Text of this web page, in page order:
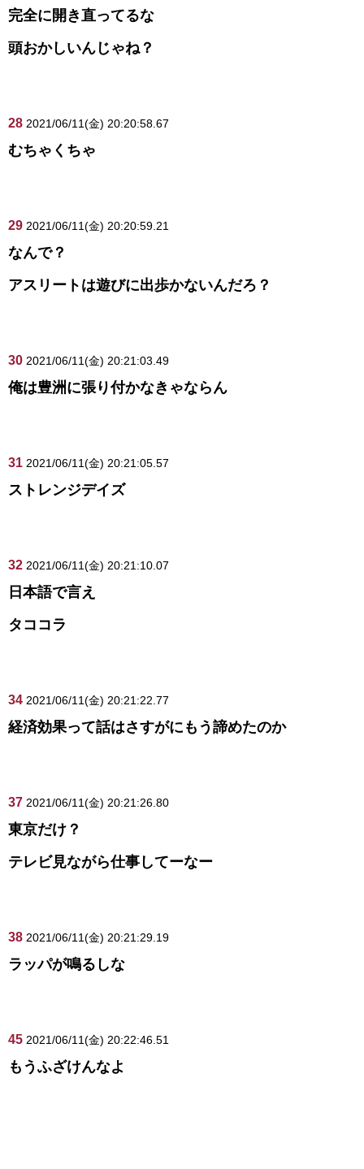
完全に開き直ってるな
頭おかしいんじゃね？
28 2021/06/11(金) 20:20:58.67
むちゃくちゃ
29 2021/06/11(金) 20:20:59.21
なんで？
アスリートは遊びに出歩かないんだろ？
30 2021/06/11(金) 20:21:03.49
俺は豊洲に張り付かなきゃならん
31 2021/06/11(金) 20:21:05.57
ストレンジデイズ
32 2021/06/11(金) 20:21:10.07
日本語で言え
タココラ
34 2021/06/11(金) 20:21:22.77
経済効果って話はさすがにもう諦めたのか
37 2021/06/11(金) 20:21:26.80
東京だけ？
テレビ見ながら仕事してーなー
38 2021/06/11(金) 20:21:29.19
ラッパが鳴るしな
45 2021/06/11(金) 20:22:46.51
もうふざけんなよ